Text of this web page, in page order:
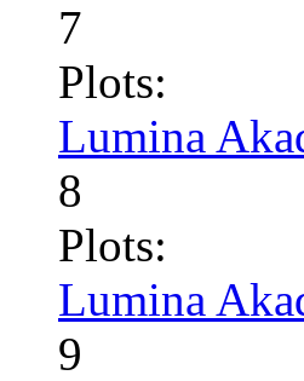
7
Plots:
Lumina
8
Plots:
Lumina
9